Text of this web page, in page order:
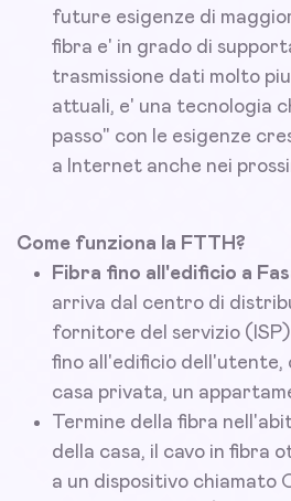
future esigenze di
fibra e' in grado di
trasmissione dati molto
attuali, e' una tecnologia
passo" con le esigenze
a Internet anche nei
Come funziona la FTTH?
Fibra fino all'edificio a
arriva dal centro di
fornitore del servizio
fino all'edificio dell'utente,
casa privata, un
Termine della fibra
della casa, il cavo in fibra
a un dispositivo chiamato